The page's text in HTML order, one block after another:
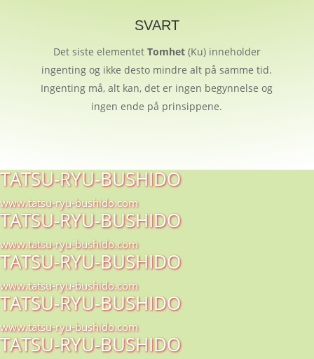
SVART
Det siste elementet Tomhet(Ku) inneholder
ingenting og ikke desto mindre alt på samme tid.
Ingenting må, alt kan, det er ingen begynnelse og
ingen ende på prinsippene.
TATSU-RYU-BUSHIDO
www.tatsu-ryu-bushido.com
TATSU-RYU-BUSHIDO
www.tatsu-ryu-bushido.com
TATSU-RYU-BUSHIDO
www.tatsu-ryu-bushido.com
TATSU-RYU-BUSHIDO
www.tatsu-ryu-bushido.com
TATSU-RYU-BUSHIDO